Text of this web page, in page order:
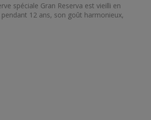
spéciale Gran Reserva est vieilli en
12 ans, son goût harmonieux,